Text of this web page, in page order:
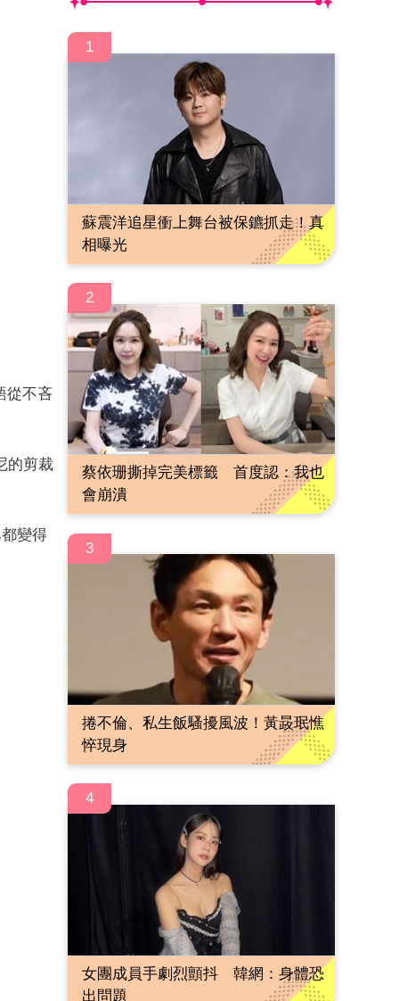
從不吝
的剪裁
變得
1
蘇震洋追星衝上舞台被保鑣抓走！真
相曝光
2
蔡依珊撕掉完美標籤 首度認：我也
會崩潰
3
捲不倫、私生飯騷擾風波！黃晸珉憔
悴現身
4
女團成員手劇烈顫抖 韓網：身體恐
出問題